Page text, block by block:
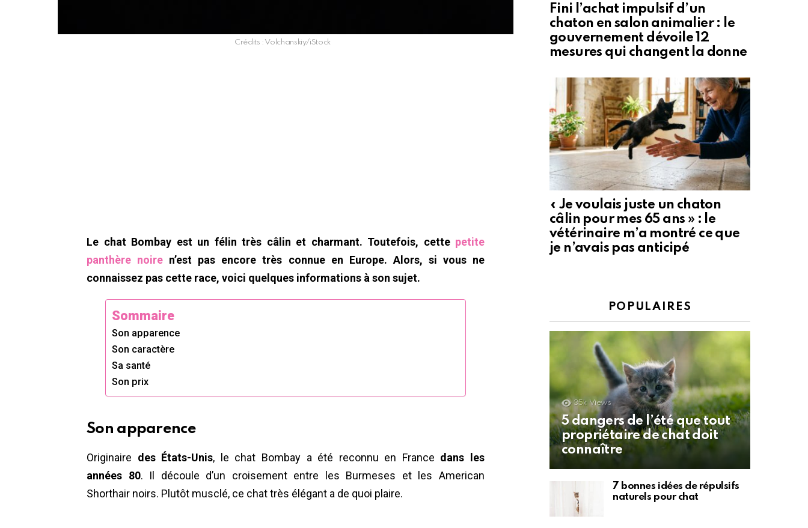
Crédits : Volchanskiy/iStock
Le chat Bombay est un félin très câlin et charmant. Toutefois, cette petite
panthère noire n’est pas encore très connue en Europe. Alors, si vous ne
connaissez pas cette race, voici quelques informations à son sujet.
Sommaire
Son apparence
Son caractère
Sa santé
Son prix
Son apparence
Originaire des États-Unis, le chat Bombay a été reconnu en France dans les
années 80. Il découle d’un croisement entre les Burmeses et les American
Shorthair noirs. Plutôt musclé, ce chat très élégant a de quoi plaire.
Fini l’achat impulsif d’un
chaton en salon animalier : le
gouvernement dévoile 12
mesures qui changent la donne
« Je voulais juste un chaton
câlin pour mes 65 ans » : le
vétérinaire m’a montré ce que
je n’avais pas anticipé
POPULAIRES
35k Views
5 dangers de l’été que tout
propriétaire de chat doit
connaître
7 bonnes idées de répulsifs
naturels pour chat